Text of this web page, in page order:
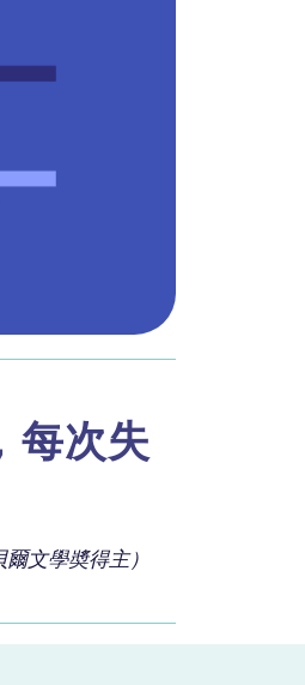
每次失
文學奬得主）